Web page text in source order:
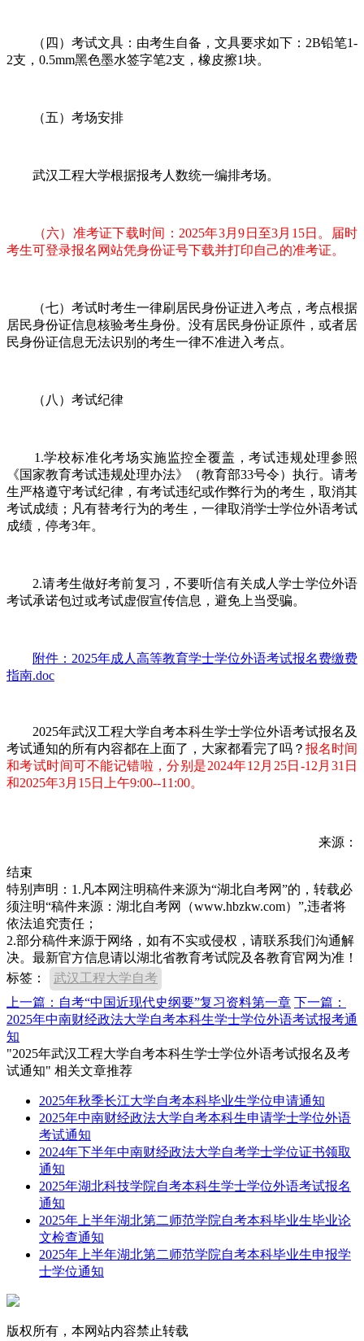
（四）考试文具：由考生自备，文具要求如下：2B铅笔1-
2支，0.5mm黑色墨水签字笔2支，橡皮擦1块。
（五）考场安排
武汉工程大学根据报考人数统一编排考场。
（六）准考证下载时间：2025年3月9日至3月15日。届时
考生可登录报名网站凭身份证号下载并打印自己的准考证。
（七）考试时考生一律刷居民身份证进入考点，考点根据
居民身份证信息核验考生身份。没有居民身份证原件，或者居
民身份证信息无法识别的考生一律不准进入考点。
（八）考试纪律
1.学校标准化考场实施监控全覆盖，考试违规处理参照
《国家教育考试违规处理办法》（教育部33号令）执行。请考
生严格遵守考试纪律，有考试违纪或作弊行为的考生，取消其
考试成绩；凡有替考行为的考生，一律取消学士学位外语考试
成绩，停考3年。
2.请考生做好考前复习，不要听信有关成人学士学位外语
考试承诺包过或考试虚假宣传信息，避免上当受骗。
附件：2025年成人高等教育学士学位外语考试报名费缴费
指南.doc
2025年武汉工程大学自考本科生学士学位外语考试报名及
考试通知的所有内容都在上面了，大家都看完了吗？ 报名时间
和考试时间可不能记错啦，分别是2024年12月25日-12月31日
和2025年3月15日上午9:00--11:00。
来源：
结束
特别声明：1.凡本网注明稿件来源为“湖北自考网”的，转载必
须注明“稿件来源：湖北自考网（www.hbzkw.com）”,违者将
依法追究责任；
2.部分稿件来源于网络，如有不实或侵权，请联系我们沟通解
决。最新官方信息请以湖北省教育考试院及各教育官网为准！
标签：
武汉工程大学自考
上一篇：自考“中国近现代史纲要”复习资料第一章 下一篇：
2025年中南财经政法大学自考本科生学士学位外语考试报考通
知
"2025年武汉工程大学自考本科生学士学位外语考试报名及考
试通知" 相关文章推荐
2025年秋季长江大学自考本科毕业生学位申请通知
2025年中南财经政法大学自考本科生申请学士学位外语
考试通知
2024年下半年中南财经政法大学自考学士学位证书领取
通知
2025年湖北科技学院自考本科生学士学位外语考试报名
通知
2025年上半年湖北第二师范学院自考本科毕业生毕业论
文检查通知
2025年上半年湖北第二师范学院自考本科毕业生申报学
士学位通知
版权所有，本网站内容禁止转载